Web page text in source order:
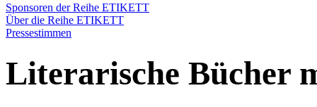
Sponsoren der Reihe ETIKETT
Über die Reihe ETIKETT
Pressestimmen
Literarische Bücher